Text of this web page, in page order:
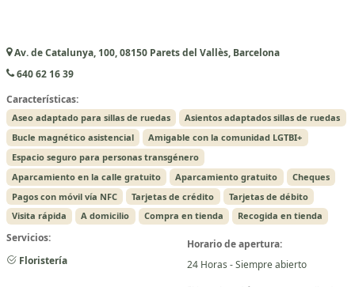
Av. de Catalunya, 100, 08150 Parets del Vallès, Barcelona
640 62 16 39
Características:
Aseo adaptado para sillas de ruedas
Asientos adaptados sillas de ruedas
Bucle magnético asistencial
Amigable con la comunidad LGTBI+
Espacio seguro para personas transgénero
Aparcamiento en la calle gratuito
Aparcamiento gratuito
Cheques
Pagos con móvil vía NFC
Tarjetas de crédito
Tarjetas de débito
Visita rápida
A domicilio Compra en tienda Recogida en tienda
Servicios:
Floristería
Horario de apertura:
24 Horas - Siempre abierto